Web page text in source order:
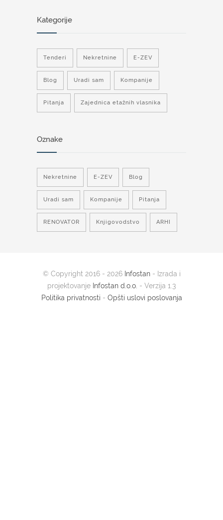
Kategorije
Tenderi Nekretnine E-ZEV
Blog Uradi sam Kompanije
Pitanja Zajednica etažnih vlasnika
Oznake
Nekretnine E-ZEV Blog
Uradi sam Kompanije Pitanja
RENOVATOR Knjigovodstvo ARHI
© Copyright 2016 - 2026 Infostan- Izrada i
projektovanje Infostan d.o.o. - Verzija 1.3
Politika privatnosti - Opšti uslovi poslovanja